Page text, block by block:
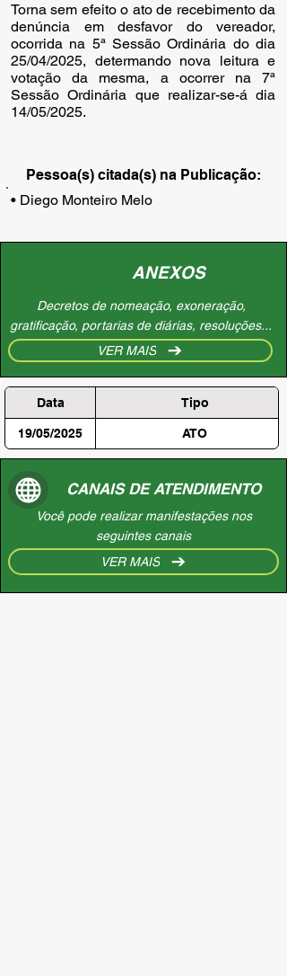
Torna sem efeito o ato de recebimento da
denúncia em desfavor do vereador,
ocorrida na 5ª Sessão Ordinária do dia
25/04/2025, determando nova leitura e
votação da mesma, a ocorrer na 7ª
Sessão Ordinária que realizar-se-á dia
14/05/2025.
Pessoa(s) citada(s) na Publicação:
• Diego Monteiro Melo
ANEXOS
Decretos de nomeação, exoneração,
gratificação, portarias de diárias, resoluções...
VER MAIS
Data Tipo
19/05/2025 ATO
CANAIS DE ATENDIMENTO
Você pode realizar manifestações nos
seguintes canais
VER MAIS